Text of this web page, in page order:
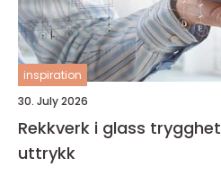
inspiration
30. July 2026
Rekkverk i glass trygghet, utsikt og moderne
uttrykk